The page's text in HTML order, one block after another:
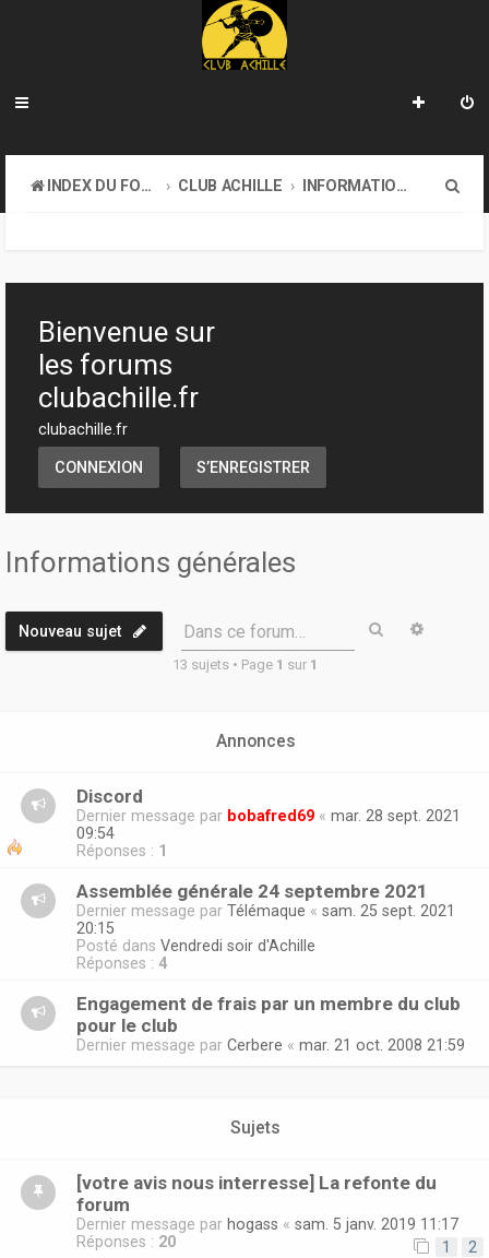
INDEX DU FORUM CLUB ACHILLE INFORMATIONS GÉNÉRALES
h
Bienvenue sur
les forums
clubachille.fr
clubachille.fr
CONNEXION S’ENREGISTRER
Informations générales
Nouveau sujet Dans ce forum… Rechercher
13 sujets • Page 1 sur 1
Annonces
Discord
Dernier message par bobafred69 « mar. 28 sept. 2021
09:54
Réponses : 1
Assemblée générale 24 septembre 2021
Dernier message par Télémaque « sam. 25 sept. 2021
20:15
Posté dans Vendredi soir d'Achille
Réponses : 4
Engagement de frais par un membre du club
pour le club
Dernier message par Cerbere « mar. 21 oct. 2008 21:59
Sujets
[votre avis nous interresse] La refonte du
forum
Dernier message par hogass « sam. 5 janv. 2019 11:17
Réponses : 20 1 2